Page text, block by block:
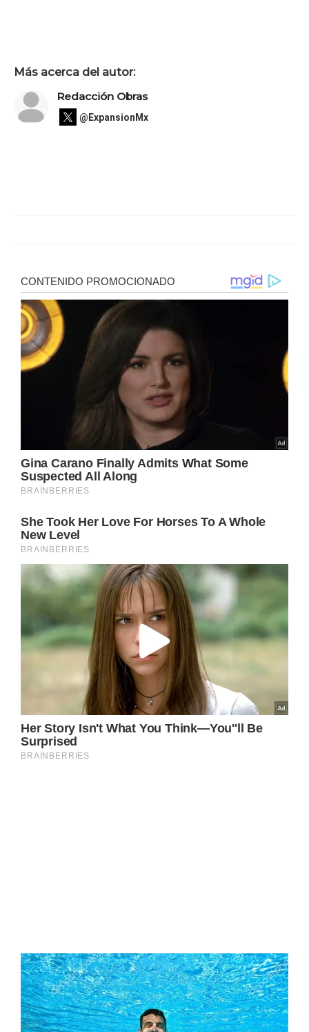
Más acerca del autor:
Redacción Obras
@ExpansionMx